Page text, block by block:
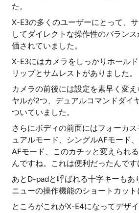
た。
X-E3の多くのユーザーにとって、
してダイレクトな操作性のバラン
価されていました。
X-E3にはカメラをしっかりホール
リップとサムレストがありました。
カメラの前後には設定を素早く変
ヤルが2つ、デュアルコマンドダイ
ついていました。
さらにボディの前面にはフォーカ
ュアルモード、シングルAFモード
AFモード、このカチッと変えられ
んですね。これは便利だったんです
あとD-padと呼ばれる十字キーもあ
ニューの操作機能のショートカット
ところがこれがX-E4になってデザ